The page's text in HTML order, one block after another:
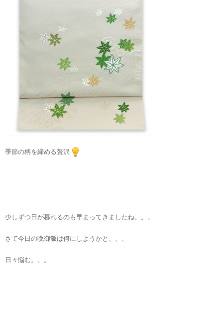
季節の柄を締める贅沢
少しずつ日が暮れるのも早まってきましたね。。。
さて今日の晩御飯は何にしようかと、、、
日々悩む。。。